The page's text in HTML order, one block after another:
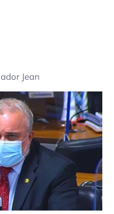
Jean